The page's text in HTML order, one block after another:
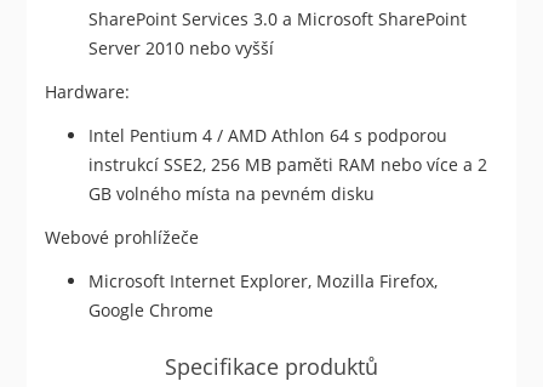
SharePoint Services 3.0 a Microsoft SharePoint
Server 2010 nebo vyšší
Hardware:
Intel Pentium 4 / AMD Athlon 64 s podporou
instrukcí SSE2, 256 MB paměti RAM nebo více a 2
GB volného místa na pevném disku
Webové prohlížeče
Microsoft Internet Explorer, Mozilla Firefox,
Google Chrome
Specifikace produktů